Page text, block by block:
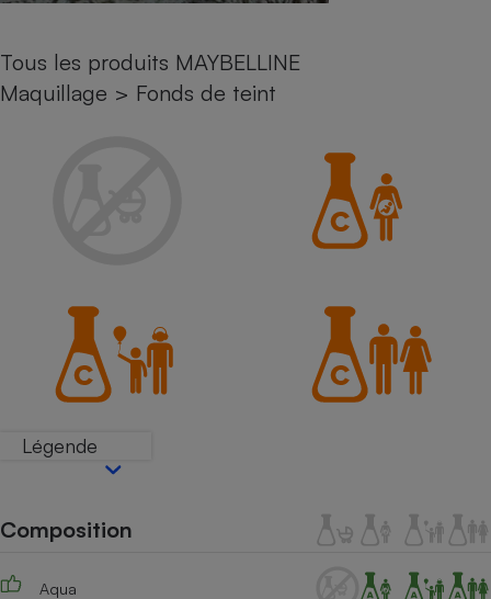
Tous les produits MAYBELLINE
Maquillage > Fonds de teint
Légende
Composition
Aqua
Lave-linge
Plaque de cuisson à
Smartphone
Matelas
Antimoustique